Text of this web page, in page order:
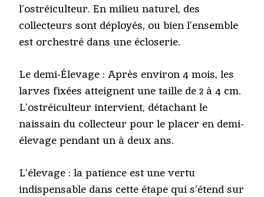
l’ostréiculteur. En milieu naturel, des
collecteurs sont déployés, ou bien l’ensemble
est orchestré dans une écloserie.
Le demi-Élevage : Après environ 4 mois, les
larves fixées atteignent une taille de 2 à 4 cm.
L’ostréiculteur intervient, détachant le
naissain du collecteur pour le placer en demi-
élevage pendant un à deux ans.
L’élevage : la patience est une vertu
indispensable dans cette étape qui s’étend sur